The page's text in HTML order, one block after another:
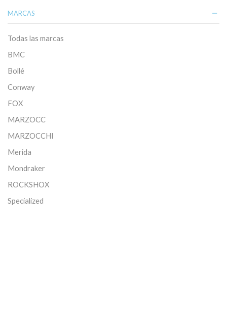
MARCAS
Todas las marcas
BMC
Bollé
Conway
FOX
MARZOCC
MARZOCCHI
Merida
Mondraker
ROCKSHOX
Specialized